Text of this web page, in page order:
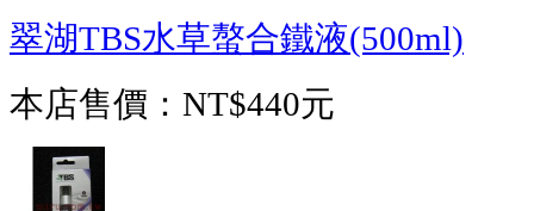
翠湖TBS水草螯合鐵液(500ml)
本店售價： NT$440元